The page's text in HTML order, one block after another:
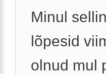
Minul
lõpesid
olnud mul